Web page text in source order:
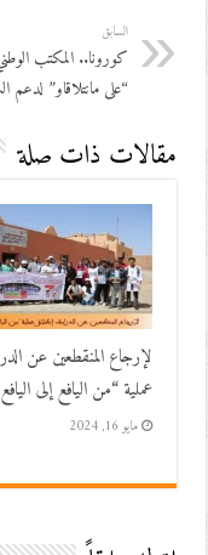
السابق
كورونا.. المكتب
“على مانتلاقاو” لدعم
مقالات ذات صلة
لإرجاع المنقطعين عن
عملية “من اليافع إلى
مايو 16, 2024